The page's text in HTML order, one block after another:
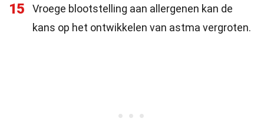
15
Vroege blootstelling aan allergenen kan de
kans op het ontwikkelen van astma vergroten.